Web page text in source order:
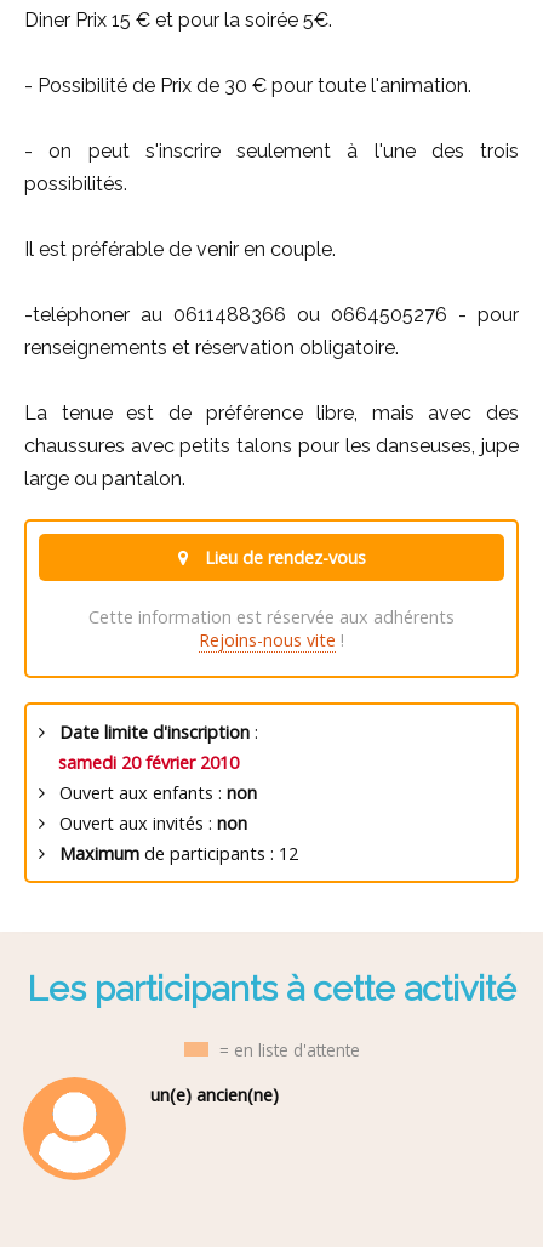
Diner Prix 15 € et pour la soirée 5€.
- Possibilité de Prix de 30 € pour toute l'animation.
- on peut s'inscrire seulement à l'une des trois
possibilités.
Il est préférable de venir en couple.
-teléphoner au 0611488366 ou 0664505276 - pour
renseignements et réservation obligatoire.
La tenue est de préférence libre, mais avec des
chaussures avec petits talons pour les danseuses, jupe
large ou pantalon.
Lieu de rendez-vous
Cette information est réservée aux adhérents
Rejoins-nous vite !
Date limite d'inscription :
samedi 20 février 2010
Ouvert aux enfants : non
Ouvert aux invités : non
Maximum de participants : 12
Les participants à cette activité
= en liste d'attente
un(e) ancien(ne)